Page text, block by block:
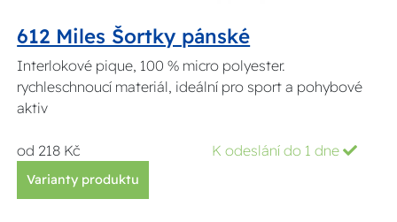
612 Miles Šortky pánské
Interlokové pique, 100 % micro polyester.
rychleschnoucí materiál, ideální pro sport a pohybové
aktiv
od 218 Kč K odeslání do 1 dne
Varianty produktu